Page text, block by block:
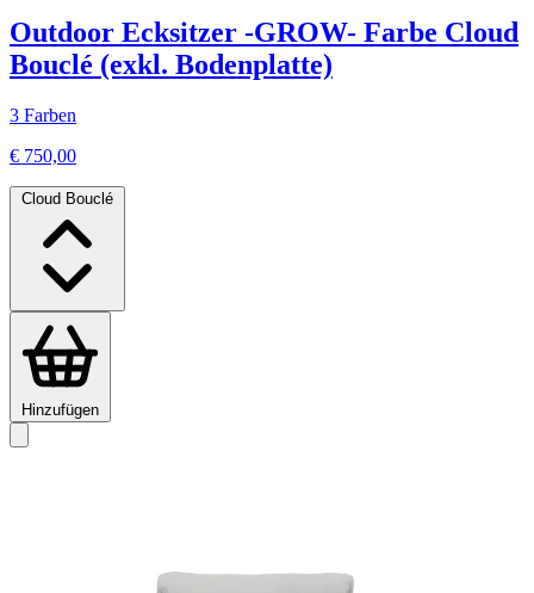
Outdoor Ecksitzer -GROW- Farbe Cloud
Bouclé (exkl. Bodenplatte)
3 Farben
€ 750,00
Cloud Bouclé
Hinzufügen